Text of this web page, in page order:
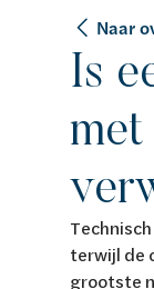
Naar
Is
terwijl de
grootste